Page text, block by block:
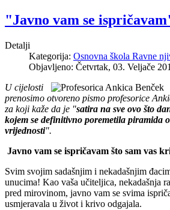
"Javno vam se
Detalji
Kategorija: Osnovna škola Ravne
Objavljeno: Četvrtak, 03. Veljače
U cijelosti
prenosimo otvoreno pismo profesorice
za koji kaže da je "satira na sve ovo što
kojem se definitivno poremetila piramida
vrijednosti".
Javno vam se ispričavam što sam vas
Svim svojim sadašnjim i nekadašnjim
unucima! Kao vaša učiteljica, nekadašnja
pred mirovinom, javno vam se svima
usmjeravala u život i krivo odgajala.